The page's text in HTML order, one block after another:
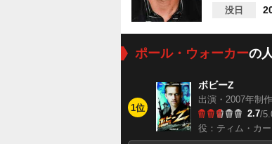
没日
ポール・ウォーカーの
1位
ボビーZ
出演・2007年制
2.7/
役：ティム・カ